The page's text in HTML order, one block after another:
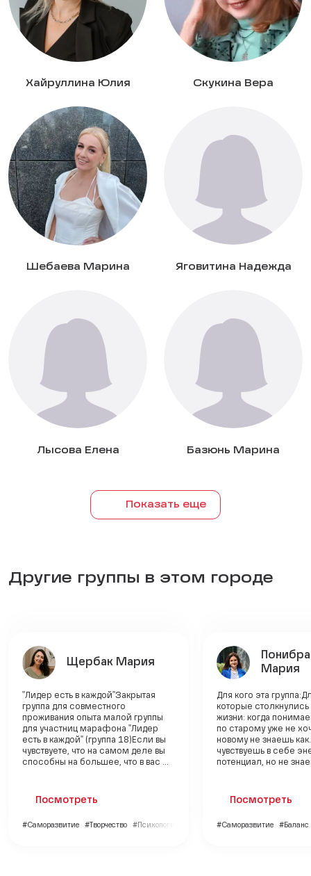
Хайруллина Юлия Скукина Вера
Шебаева Марина Яговитина Надежда
Лысова Елена Базюнь Марина
Показать еще
Другие группы в этом городе
Щербак Мария
"Лидер есть в каждой"Закрытая
группа для совместного
проживания опыта малой группы
для участниц марафона "Лидер
есть в каждой" (группа 18)Если вы
чувствуете, что на самом деле вы
способны на большее, что в вас ...
Посмотреть
#Саморазвитие #Творчество #Психология
Мария
Для кого эта
которые
жизни: когда
по старому уже не
новому не знаешь
чувствуешь в себе
потенциал, но не
Посмотреть
#Саморазвитие